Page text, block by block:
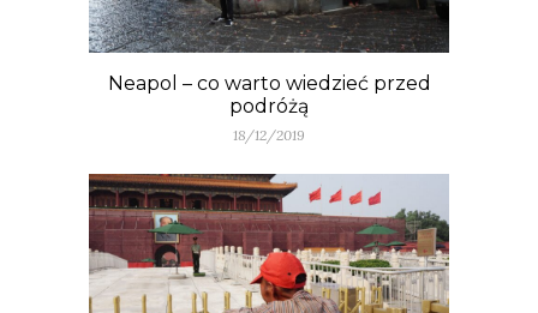
Neapol – co warto wiedzieć przed
podróżą
18/12/2019